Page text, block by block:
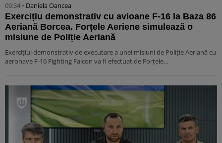
09:34 • Daniela Oancea
Exercițiu demonstrativ cu avioane F-16 la Baza 86
Aeriană Borcea. Forțele Aeriene simulează o
misiune de Poliție Aeriană
Exercițiul demonstrativ de executare a unei misiuni de Poliție Aeriană cu
aeronave F-16 Fighting Falcon va fi efectuat de Forțele…